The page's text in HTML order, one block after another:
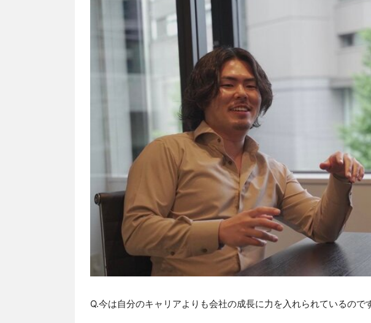
Q.今は自分のキャリアよりも会社の成長に力を入れられているので